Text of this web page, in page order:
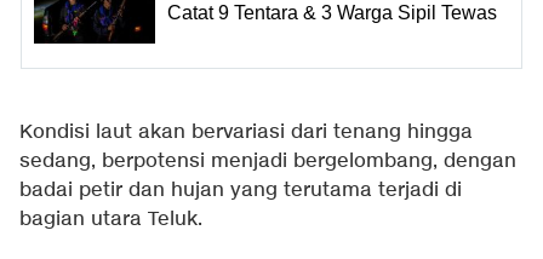
Catat 9 Tentara & 3 Warga Sipil Tewas
Kondisi laut akan bervariasi dari tenang hingga
sedang, berpotensi menjadi bergelombang, dengan
badai petir dan hujan yang terutama terjadi di
bagian utara Teluk.